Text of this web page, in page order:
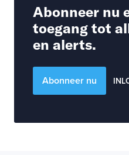
Abonneer nu
toegang tot
en alerts.
Abonneer nu